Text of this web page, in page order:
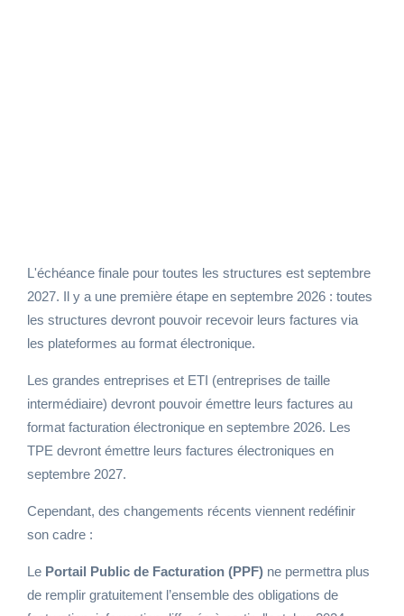
L'échéance finale pour toutes les structures est septembre
2027. Il y a une première étape en septembre 2026 : toutes
les structures devront pouvoir recevoir leurs factures via
les plateformes au format électronique.
Les grandes entreprises et ETI (entreprises de taille
intermédiaire) devront pouvoir émettre leurs factures au
format facturation électronique en septembre 2026. Les
TPE devront émettre leurs factures électroniques en
septembre 2027.
Cependant, des changements récents viennent redéfinir
son cadre :
Le Portail Public de Facturation (PPF) ne permettra plus
de remplir gratuitement l’ensemble des obligations de